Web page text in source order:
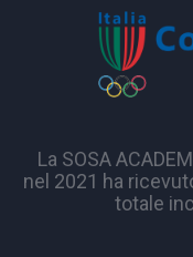
La SOSA
nel 2021 ha
totale